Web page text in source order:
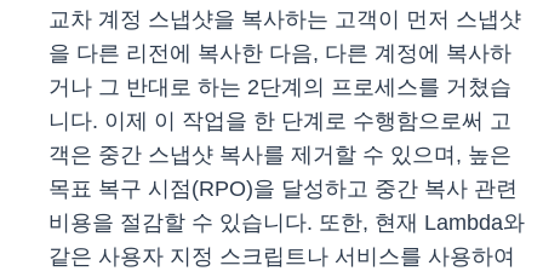
교차 계정 스냅샷을 복사하는 고객이 먼저 스냅샷
을 다른 리전에 복사한 다음, 다른 계정에 복사하
거나 그 반대로 하는 2단계의 프로세스를 거쳤습
니다. 이제 이 작업을 한 단계로 수행함으로써 고
객은 중간 스냅샷 복사를 제거할 수 있으며, 높은
목표 복구 시점(RPO)을 달성하고 중간 복사 관련
비용을 절감할 수 있습니다. 또한, 현재 Lambda와
같은 사용자 지정 스크립트나 서비스를 사용하여